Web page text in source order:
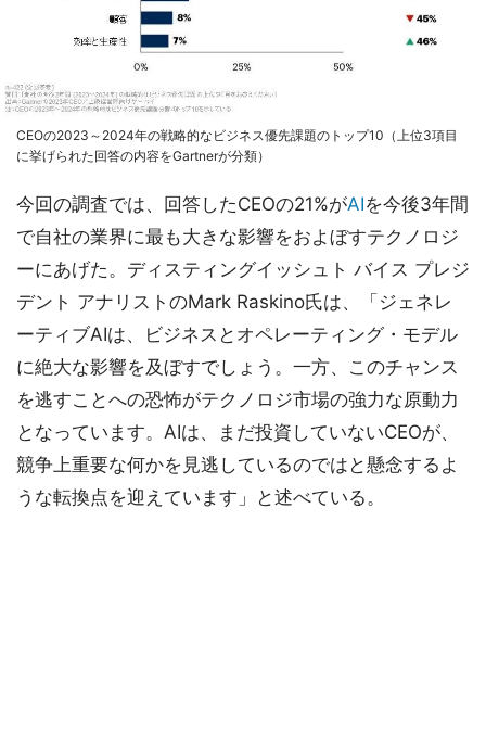
CEOの2023～2024年の戦略的なビジネス優先課題のトップ10（上位3項目
に挙げられた回答の内容をGartnerが分類）
今回の調査では、回答したCEOの21%がAIを今後3年間
で自社の業界に最も大きな影響をおよぼすテクノロジ
ーにあげた。ディスティングイッシュト バイス プレジ
デント アナリストのMark Raskino氏は、「ジェネレ
ーティブAIは、ビジネスとオペレーティング・モデル
に絶大な影響を及ぼすでしょう。一方、このチャンス
を逃すことへの恐怖がテクノロジ市場の強力な原動力
となっています。AIは、まだ投資していないCEOが、
競争上重要な何かを見逃しているのではと懸念するよ
うな転換点を迎えています」と述べている。